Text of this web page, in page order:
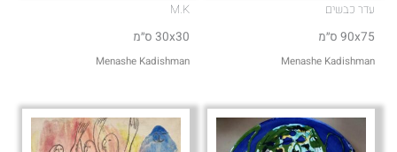
עדר כבשים
90x75 ס״מ
Menashe Kadishman
M.K
30x30 ס״מ
Menashe Kadishman